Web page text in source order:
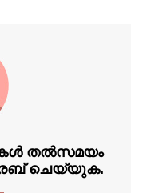
തൽസമയം
ചെയ്യുക.